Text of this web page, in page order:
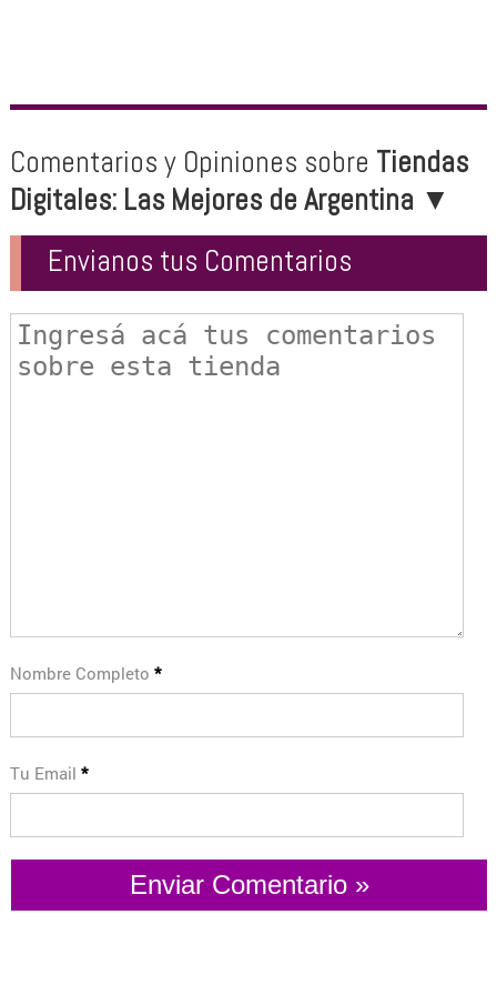
Comentarios y Opiniones sobre Tiendas
Digitales: Las Mejores de Argentina ▼
Envianos tus Comentarios
Nombre Completo *
Tu Email *